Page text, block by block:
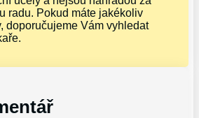
radu. Pokud máte jakékoliv
doporučujeme Vám vyhledat